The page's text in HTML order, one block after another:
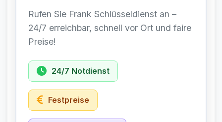
Rufen Sie Frank Schlüsseldienst an –
24/7 erreichbar, schnell vor Ort und faire
Preise!
24/7 Notdienst
Festpreise